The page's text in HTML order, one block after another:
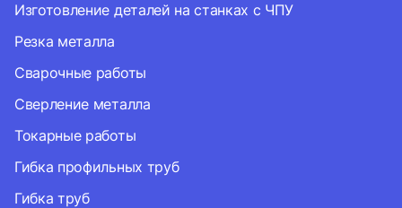
Изготовление деталей на станках с ЧПУ
Резка металла
Сварочные работы
Сверление металла
Токарные работы
Гибка профильных труб
Гибка труб